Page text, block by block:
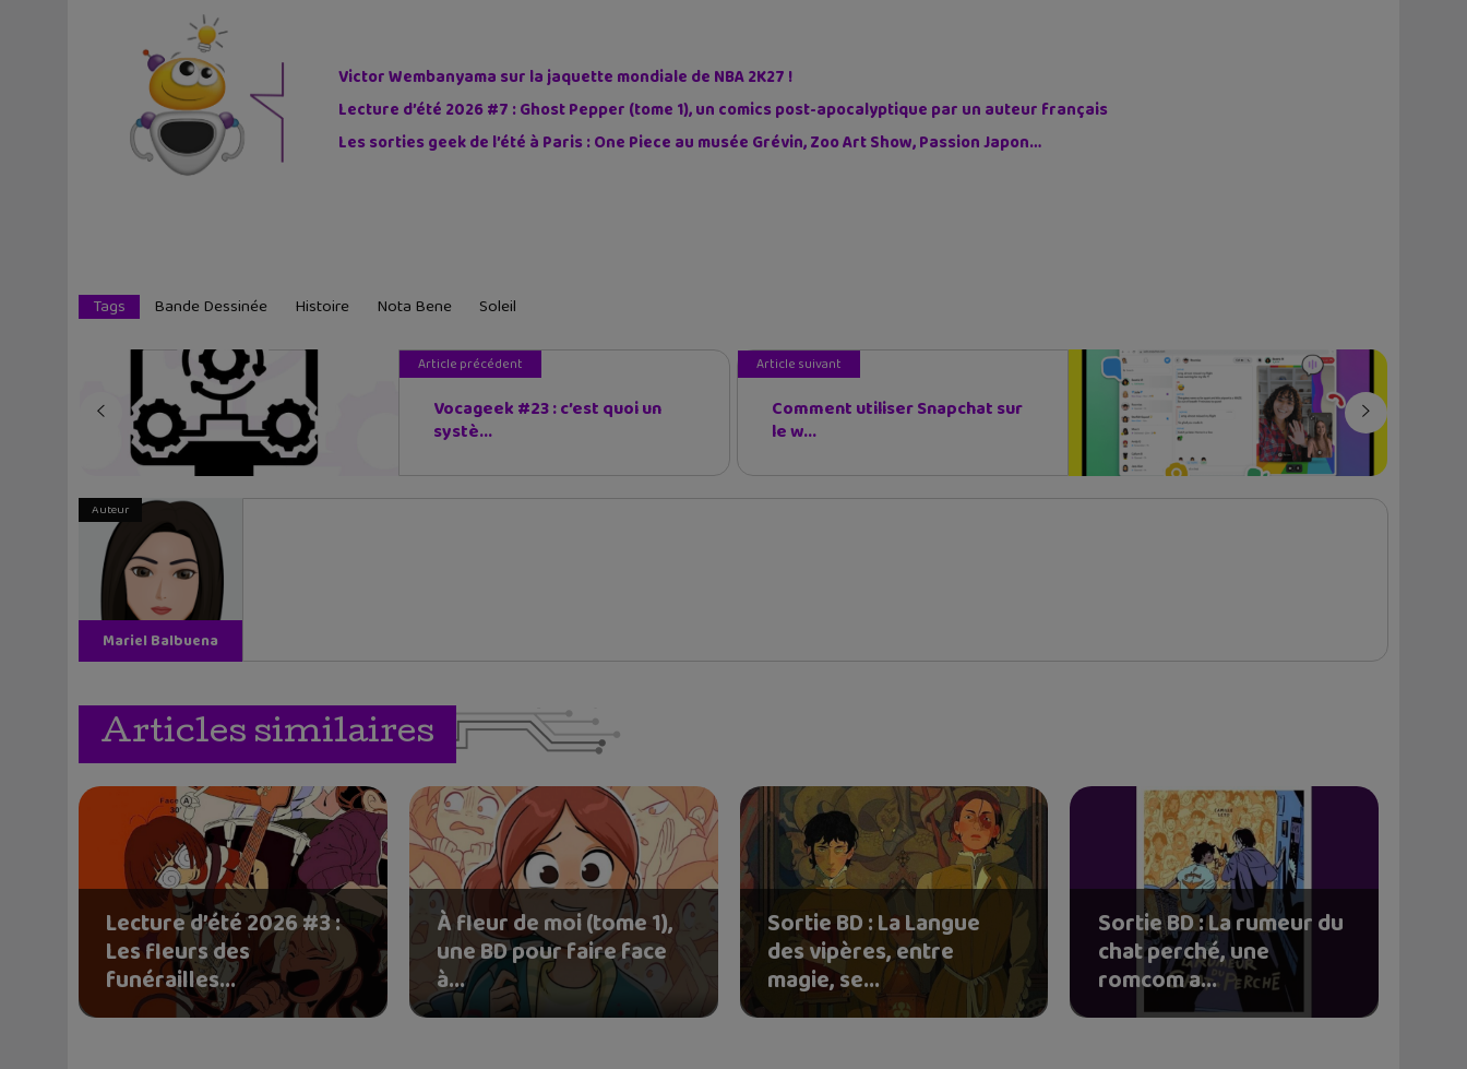
Victor Wembanyama sur la jaquette mondiale de NBA 2K27 !
Lecture d’été 2026 #7 : Ghost Pepper (tome 1), un comics post-apocalyptique par un auteur français
Les sorties geek de l’été à Paris : One Piece au musée Grévin, Zoo Art Show, Passion Japon…
Tags Bande Dessinée Histoire Nota Bene Soleil
Article précédent
Vocageek #23 : c’est quoi un
systè...
Article suivant
Comment utiliser Snapchat sur
le w...
Auteur
Mariel Balbuena
Articles similaires
Lecture d’été 2026 #3 :
Les fleurs des
funérailles...
À fleur de moi (tome 1),
une BD pour faire face
à...
Sortie BD : La Langue
des vipères, entre
magie, se...
Sortie BD : La rumeur du
chat perché, une
romcom a...